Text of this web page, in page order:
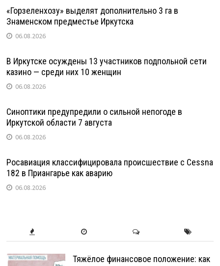
«Горзеленхозу» выделят дополнительно 3 га в
Знаменском предместье Иркутска
06.08.2026
В Иркутске осуждены 13 участников подпольной сети
казино — среди них 10 женщин
06.08.2026
Синоптики предупредили о сильной непогоде в
Иркутской области 7 августа
06.08.2026
Росавиация классифицировала происшествие с Cessna
182 в Приангарье как аварию
06.08.2026
Тяжёлое финансовое положение: как